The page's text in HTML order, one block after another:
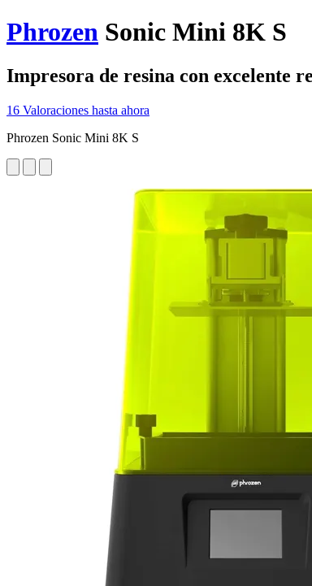
Phrozen Sonic Mini 8K S
Impresora de resina con excelente
16 Valoraciones hasta ahora
Phrozen Sonic Mini 8K S